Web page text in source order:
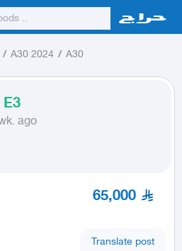
/ A30 2024 / A30
2024 دونغفنغ شاين E3
ago
65,000
Translate post